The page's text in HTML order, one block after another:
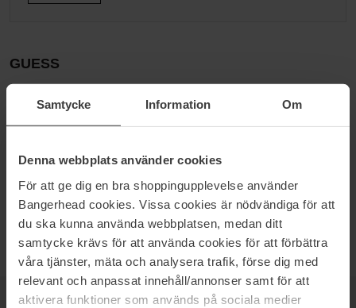
Samtycke Information Om
Denna webbplats använder cookies
För att ge dig en bra shoppingupplevelse använder
Bangerhead cookies. Vissa cookies är nödvändiga för att
du ska kunna använda webbplatsen, medan ditt
samtycke krävs för att använda cookies för att förbättra
våra tjänster, mäta och analysera trafik, förse dig med
relevant och anpassat innehåll/annonser samt för att
aktivera funktioner som används på sociala medier
GUESS
Guess är ett multinationellt företag som grundades av de fyra
bröderna Georges, Armand, Paul och Maurice Marciano i
accessoarer, då de är ganska populära med sina klockor och
Med förföriska och sensuella dofter så har det absolut blivit en stor
favorit hos oss här på Bangerhead